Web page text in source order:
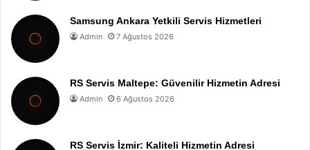
Samsung Ankara Yetkili Servis Hizmetleri
Admin 7 Ağustos 2026
RS Servis Maltepe: Güvenilir Hizmetin Adresi
Admin 6 Ağustos 2026
RS Servis İzmir: Kaliteli Hizmetin Adresi